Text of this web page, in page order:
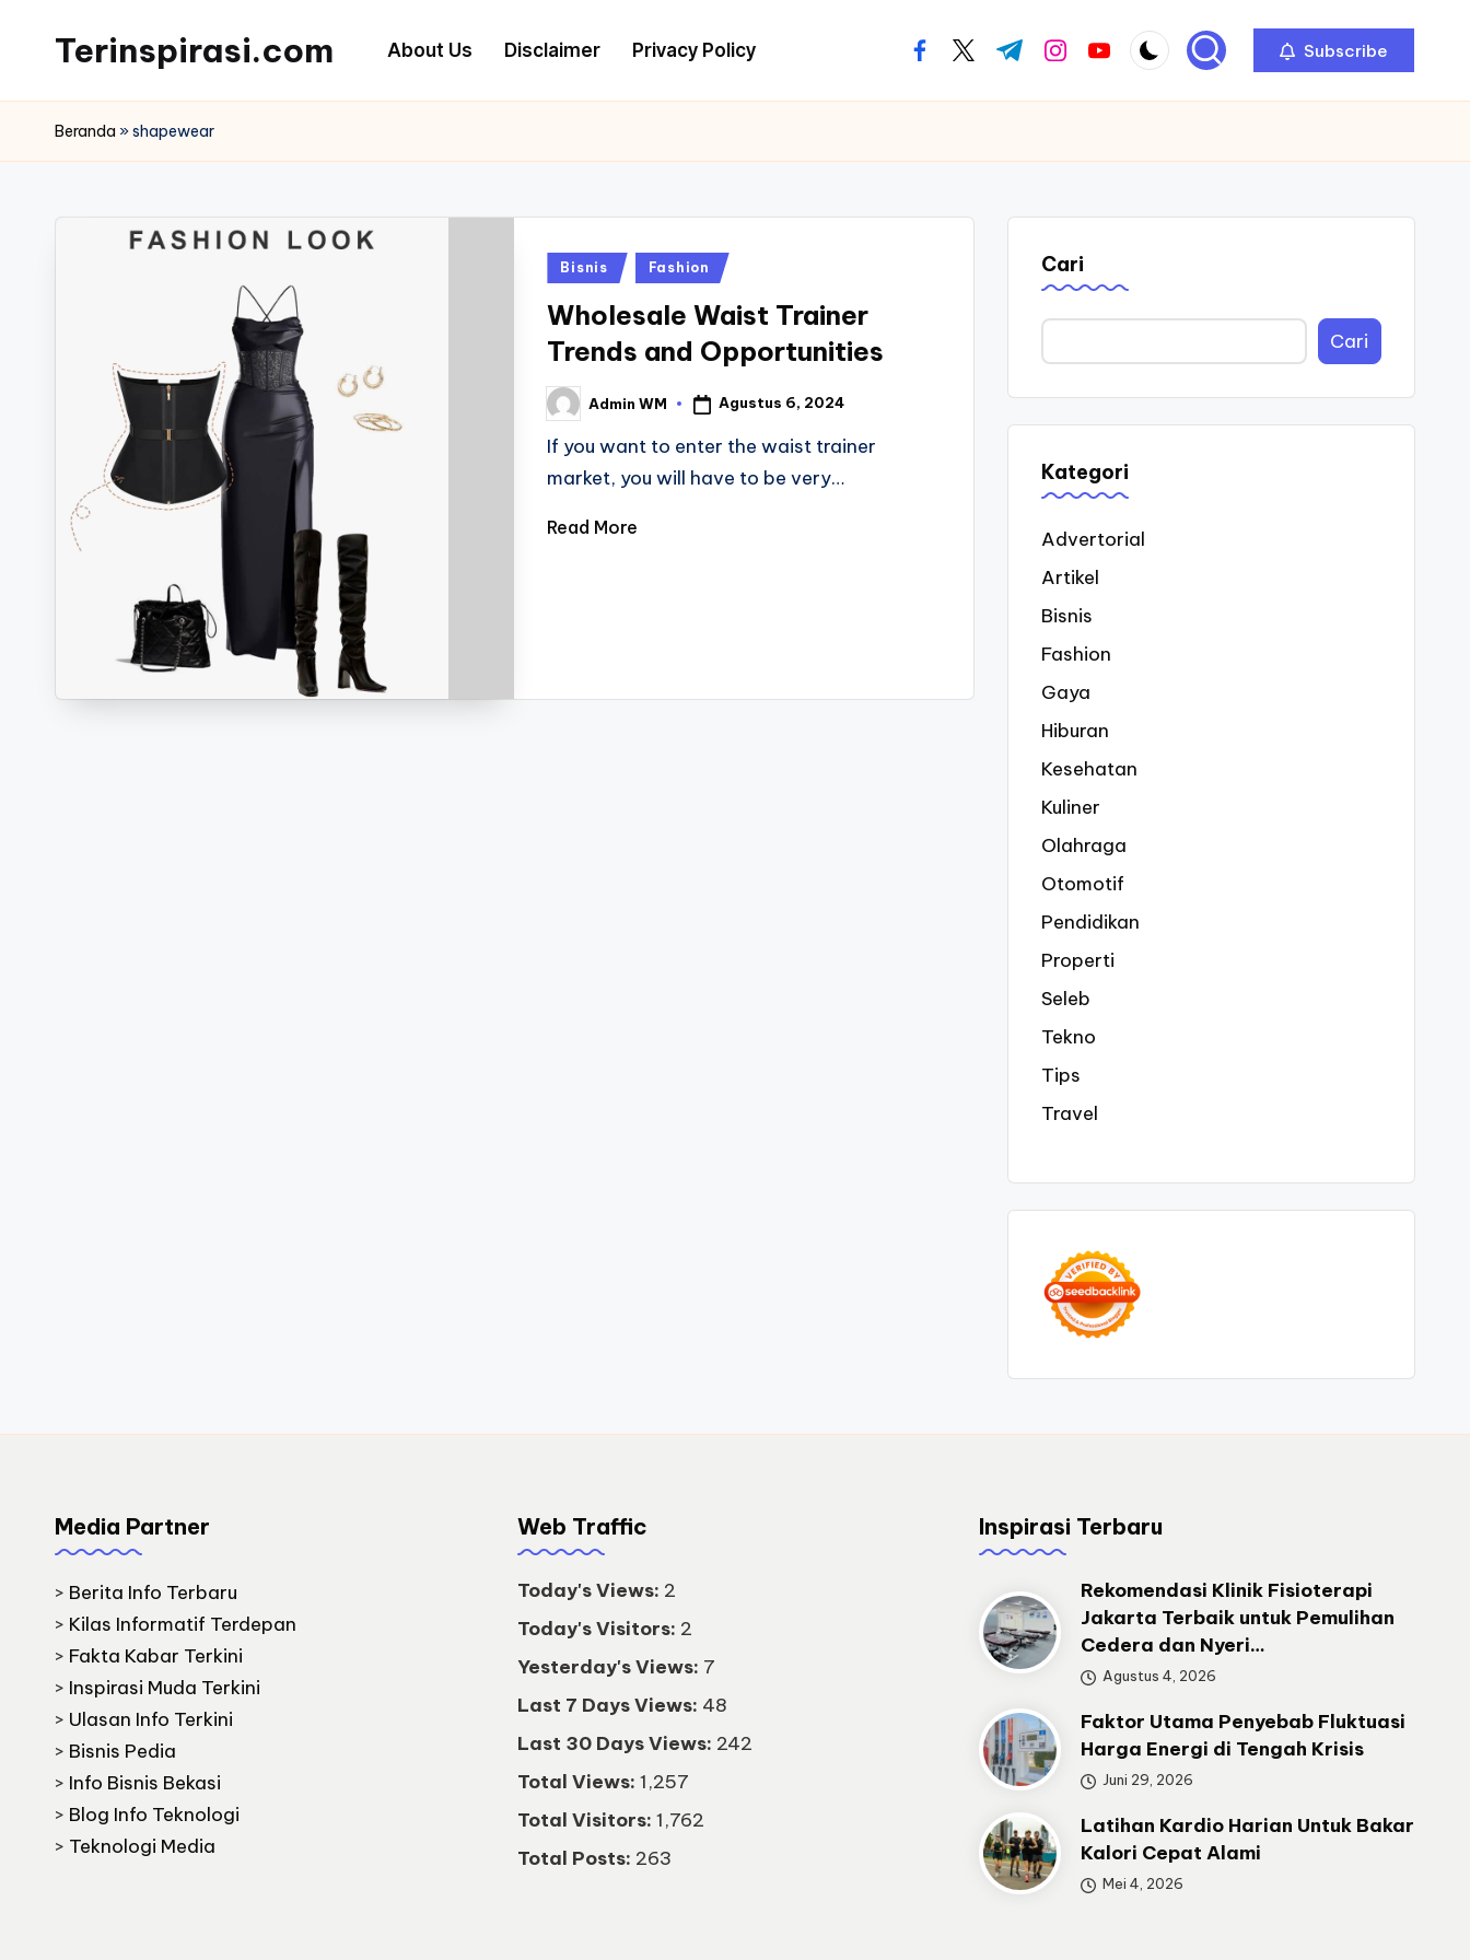
content
Terinspirasi.com
Muda
Terkini
About Us Disclaimer Privacy Policy facebook.com
twitter.com
t.me instagram.com
youtube.com Subscribe
Beranda »shapewear
Posted
Bisnis Fashion
Wholesale Waist Trainer
Trends and Opportunities
Posted
by
Admin WM Agustus 6, 2024
If you want to enter the waist trainer
market, you will have to be very…
Read More
Cari
Cari
Kategori
Advertorial
Artikel
Bisnis
Fashion
Gaya
Hiburan
Kesehatan
Kuliner
Olahraga
Otomotif
Pendidikan
Properti
Seleb
Tekno
Tips
Travel
Media Partner
> Berita Info Terbaru
> Kilas Informatif Terdepan
> Fakta Kabar Terkini
> Inspirasi Muda Terkini
> Ulasan Info Terkini
> Bisnis Pedia
> Info Bisnis Bekasi
> Blog Info Teknologi
> Teknologi Media
Web Traffic
Today's Views: 2
Today's Visitors: 2
Yesterday's Views: 7
Last 7 Days Views: 48
Last 30 Days Views: 242
Total Views: 1,257
Total Visitors: 1,762
Total Posts: 263
Inspirasi Terbaru
Rekomendasi Klinik Fisioterapi
Jakarta Terbaik untuk Pemulihan
Cedera dan Nyeri…
Agustus 4, 2026
Faktor Utama Penyebab Fluktuasi
Harga Energi di Tengah Krisis
Juni 29, 2026
Latihan Kardio Harian Untuk Bakar
Kalori Cepat Alami
Mei 4, 2026